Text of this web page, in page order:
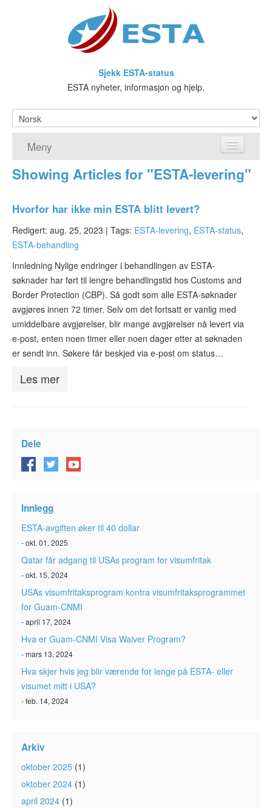
Sjekk ESTA-status
ESTA nyheter, informasjon og hjelp.
Meny
Hjem
Hva er ESTA?
Visa waiver-programmet
ESTA-status
ESTA Artikler
Kontakt
Showing Articles for "ESTA-levering"
Hvorfor har ikke min ESTA blitt levert?
Redigert: aug. 25, 2023 | Tags: ESTA-levering, ESTA-status,
ESTA-behandling
Innledning Nylige endringer i behandlingen av ESTA-
søknader har ført til lengre behandlingstid hos Customs and
Border Protection (CBP). Så godt som alle ESTA-søknader
avgjøres innen 72 timer. Selv om det fortsatt er vanlig med
umiddelbare avgjørelser, blir mange avgjørelser nå levert via
e-post, enten noen timer eller noen dager etter at søknaden
er sendt inn. Søkere får beskjed via e-post om status…
Les mer
Dele
Innlegg
ESTA-avgiften øker til 40 dollar
- okt. 01, 2025
Qatar får adgang til USAs program for visumfritak
- okt. 15, 2024
USAs visumfritaksprogram kontra visumfritaksprogrammet
for Guam-CNMI
- april 17, 2024
Hva er Guam-CNMI Visa Waiver Program?
- mars 13, 2024
Hva skjer hvis jeg blir værende for lenge på ESTA- eller
visumet mitt i USA?
- feb. 14, 2024
Arkiv
oktober 2025 (1)
oktober 2024 (1)
april 2024 (1)